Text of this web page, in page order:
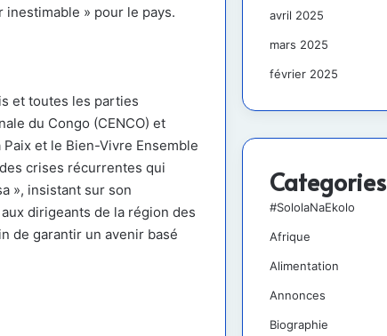
» pour le pays.
et toutes les parties
du Congo (CENCO) et
et le Bien-Vivre Ensemble
crises récurrentes qui
», insistant sur son
dirigeants de la région des
de garantir un avenir basé
avril 2025
mars 2025
février 2025
Categories
#SololaNaEkolo
Afrique
Alimentation
Annonces
Biographie